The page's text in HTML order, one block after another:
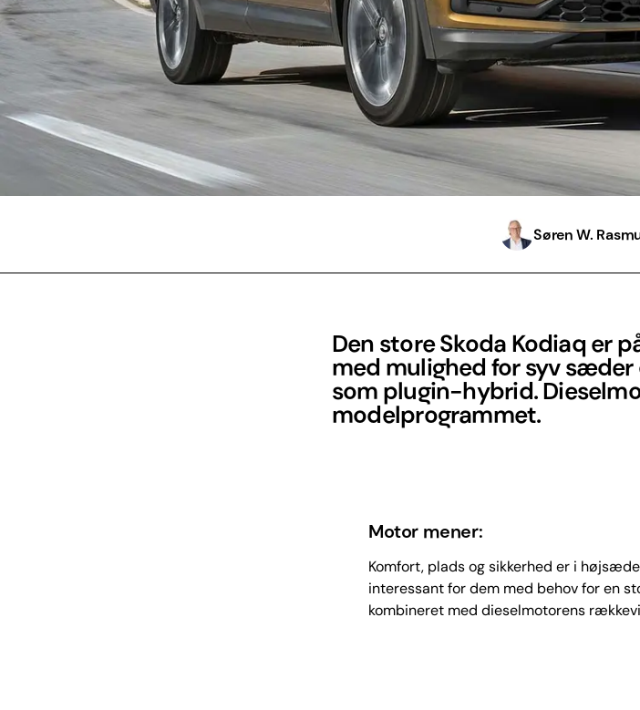
Søren W.
Den store Skoda Kodiaq er
med mulighed for syv
som plugin-hybrid.
modelprogrammet.
Motor mener:
Komfort, plads og sikkerhed er i
interessant for dem med behov for en
kombineret med dieselmotorens